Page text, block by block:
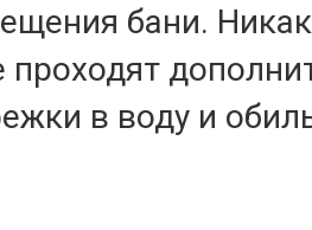
бани.
в воду и